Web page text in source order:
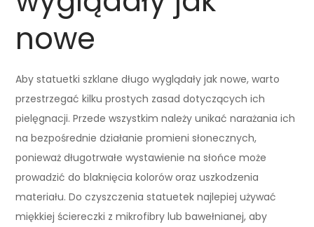
nowe
Aby statuetki szklane długo wyglądały jak nowe, warto
przestrzegać kilku prostych zasad dotyczących ich
pielęgnacji. Przede wszystkim należy unikać narażania ich
na bezpośrednie działanie promieni słonecznych,
ponieważ długotrwałe wystawienie na słońce może
prowadzić do blaknięcia kolorów oraz uszkodzenia
materiału. Do czyszczenia statuetek najlepiej używać
miękkiej ściereczki z mikrofibry lub bawełnianej, aby